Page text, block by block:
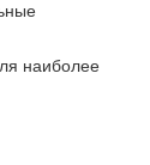
наиболее